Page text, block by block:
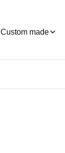
Custom made